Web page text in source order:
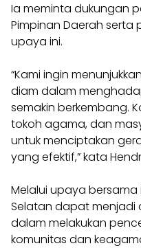
Ia meminta dukungan
Pimpinan Daerah
upaya ini.
“Kami ingin
diam dalam
semakin berkembang.
tokoh agama, dan
untuk menciptakan
yang efektif,” kata
Melalui upaya bersama
Selatan dapat
dalam melakukan
komunitas dan